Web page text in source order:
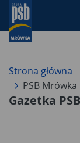
Strona główna
PSB
Gazetka